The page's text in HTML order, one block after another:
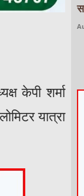
केपी शर्मा
यात्रा